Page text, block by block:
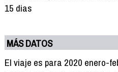
15 dias
MÁS DATOS
El viaje es para 2020 enero-